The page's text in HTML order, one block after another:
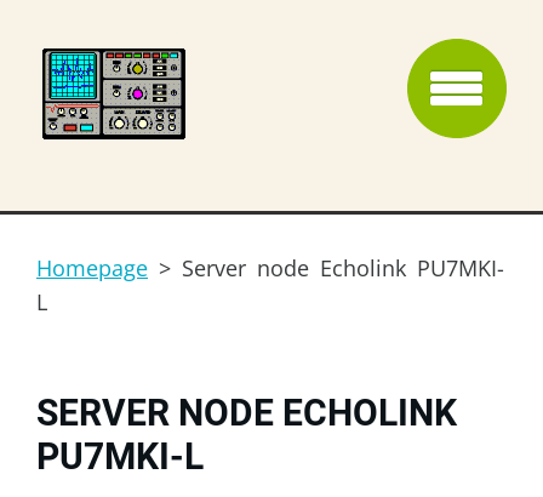
Homepage > Server node Echolink PU7MKI-
L
SERVER NODE ECHOLINK
PU7MKI-L